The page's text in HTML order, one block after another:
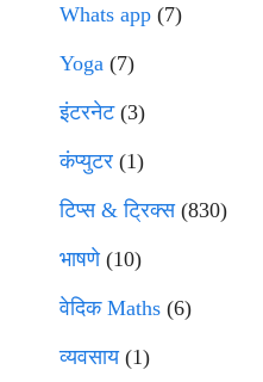
Whats app (7)
Yoga (7)
इंटरनेट(3)
कंप्युटर (1)
टिप्स & ट्रिक्स(830)
भाषणे(10)
वेदिक Maths (6)
व्यवसाय(1)